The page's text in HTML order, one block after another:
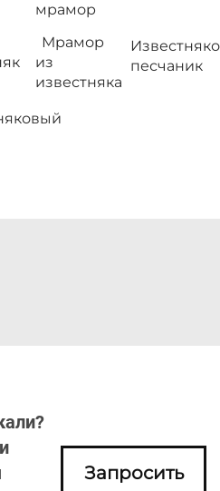
мрамор
Мрамор
из
известняка
песчаник
Запросить